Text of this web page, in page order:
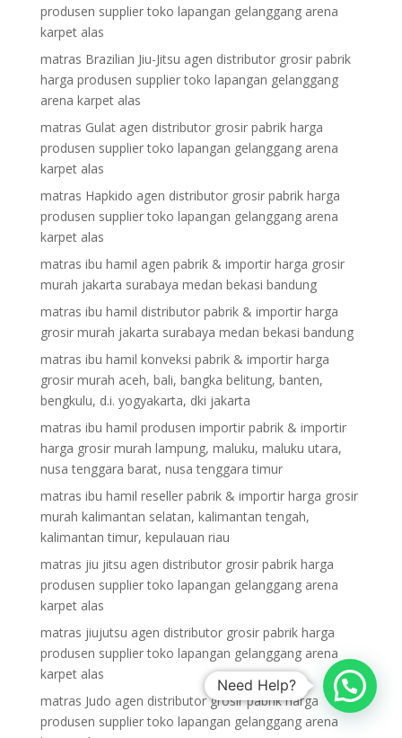
produsen supplier toko lapangan gelanggang arena
karpet alas
matras Brazilian Jiu-Jitsu agen distributor grosir pabrik
harga produsen supplier toko lapangan gelanggang
arena karpet alas
matras Gulat agen distributor grosir pabrik harga
produsen supplier toko lapangan gelanggang arena
karpet alas
matras Hapkido agen distributor grosir pabrik harga
produsen supplier toko lapangan gelanggang arena
karpet alas
matras ibu hamil agen pabrik & importir harga grosir
murah jakarta surabaya medan bekasi bandung
matras ibu hamil distributor pabrik & importir harga
grosir murah jakarta surabaya medan bekasi bandung
matras ibu hamil konveksi pabrik & importir harga
grosir murah aceh, bali, bangka belitung, banten,
bengkulu, d.i. yogyakarta, dki jakarta
matras ibu hamil produsen importir pabrik & importir
harga grosir murah lampung, maluku, maluku utara,
nusa tenggara barat, nusa tenggara timur
matras ibu hamil reseller pabrik & importir harga grosir
murah kalimantan selatan, kalimantan tengah,
kalimantan timur, kepulauan riau
matras jiu jitsu agen distributor grosir pabrik harga
produsen supplier toko lapangan gelanggang arena
karpet alas
matras jiujutsu agen distributor grosir pabrik harga
produsen supplier toko lapangan gelanggang arena
karpet alas
matras Judo agen distributor grosir pabrik harga
produsen supplier toko lapangan gelanggang arena
Need Help?